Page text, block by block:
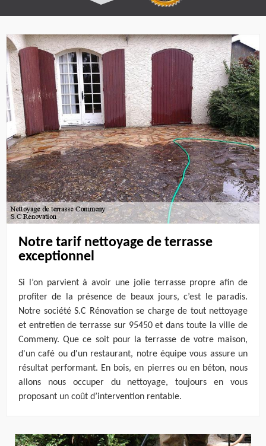
Notre tarif nettoyage de terrasse
exceptionnel
Si l’on parvient à avoir une jolie terrasse propre afin de
profiter de la présence de beaux jours, c’est le paradis.
Notre société S.C Rénovation se charge de tout nettoyage
et entretien de terrasse sur 95450 et dans toute la ville de
Commeny. Que ce soit pour la terrasse de votre maison,
d'un café ou d'un restaurant, notre équipe vous assure un
résultat performant. En bois, en pierres ou en béton, nous
allons nous occuper du nettoyage, toujours en vous
proposant un coût d’intervention rentable.